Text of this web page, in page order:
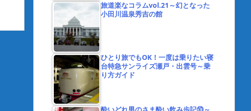
旅道楽なコラムvol.21～幻となった
小田川温泉秀吉の館
ひとり旅でもOK！一度は乗りたい寝
台特急サンライズ瀬戸・出雲号～乗
り方ガイド